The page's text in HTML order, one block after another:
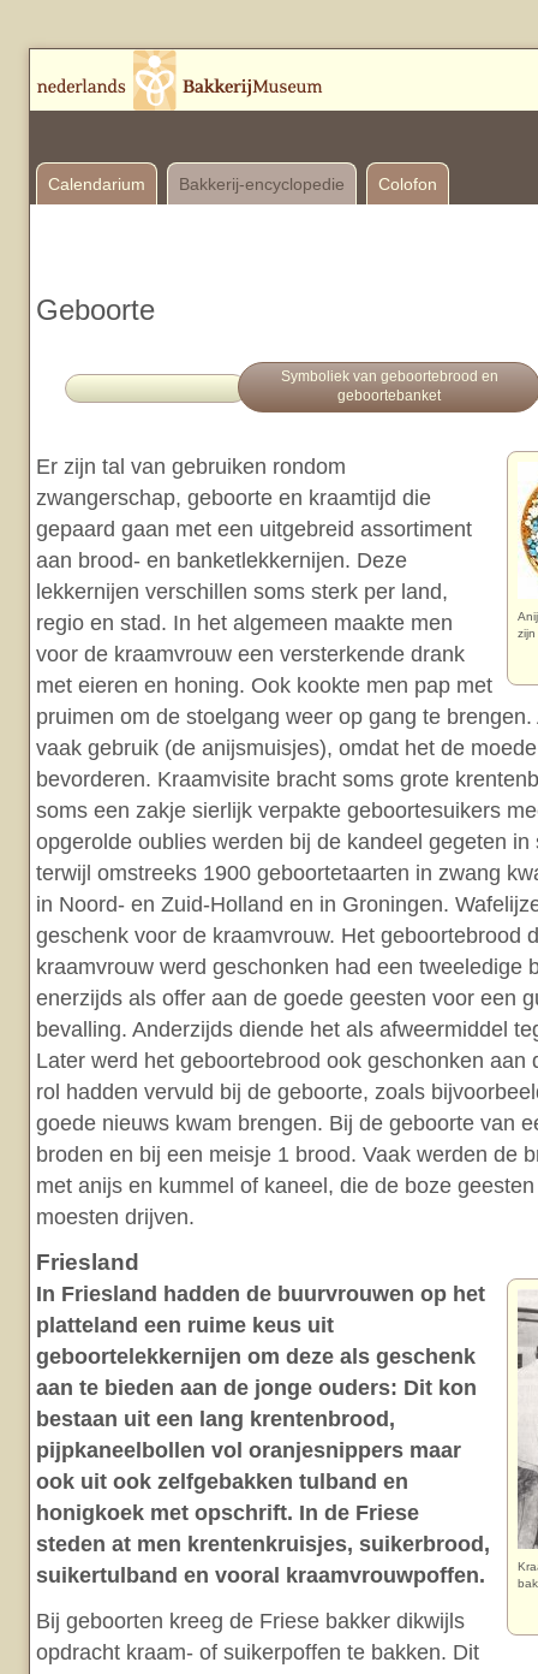
Calendarium Bakkerij-encyclopedie Colofon
Geboorte
Symboliek van geboortebrood en
geboortebanket
Er zijn tal van gebruiken rondom
zwangerschap, geboorte en kraamtijd die
gepaard gaan met een uitgebreid assortiment
aan brood- en banketlekkernijen. Deze
lekkernijen verschillen soms sterk per land,
regio en stad. In het algemeen maakte men
voor de kraamvrouw een versterkende drank
met eieren en honing. Ook kookte men pap met
pruimen om de stoelgang weer op gang te
vaak gebruik (de anijsmuisjes), omdat het de
bevorderen. Kraamvisite bracht soms grote
soms een zakje sierlijk verpakte geboortesuikers
opgerolde oublies werden bij de kandeel gegeten in
terwijl omstreeks 1900 geboortetaarten in zwang
in Noord- en Zuid-Holland en in Groningen.
geschenk voor de kraamvrouw. Het geboortebrood
kraamvrouw werd geschonken had een tweeledige
enerzijds als offer aan de goede geesten voor een
bevalling. Anderzijds diende het als afweermiddel
Later werd het geboortebrood ook geschonken aan
rol hadden vervuld bij de geboorte, zoals
goede nieuws kwam brengen. Bij de geboorte van
broden en bij een meisje 1 brood. Vaak werden de
met anijs en kummel of kaneel, die de boze
moesten drijven.
Friesland
In Friesland hadden de buurvrouwen op het
platteland een ruime keus uit
geboortelekkernijen om deze als geschenk
aan te bieden aan de jonge ouders: Dit kon
bestaan uit een lang krentenbrood,
pijpkaneelbollen vol oranjesnippers maar
ook uit ook zelfgebakken tulband en
honigkoek met opschrift. In de Friese
steden at men krentenkruisjes, suikerbrood,
suikertulband en vooral kraamvrouwpoffen.
Bij geboorten kreeg de Friese bakker dikwijls
opdracht kraam- of suikerpoffen te bakken. Dit